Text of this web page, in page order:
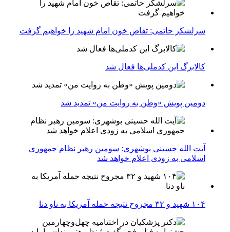
سرلشکر حاتمی: تقاص خون امام شهید را خواهیم گرفت
کالابرگ این کدملی‌ها فعال شد
دومین پویش «وطن به روایت من» تمدید شد
آیت الله حسینی بوشهری: سومین رهبر نظام جمهوری
اسلامی به زودی اعلام خواهد شد
۱۰۴ شهید و ۳۲ مجروح نتیجه حمله آمریکا به ناو دنا